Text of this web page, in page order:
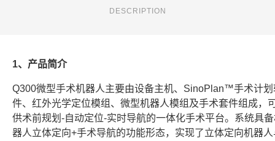
DESCRIPTION
1、产品简介
Q300微型手术机器人主要由设备主机、SinoPlan™手术计划
件、红外光学定位模组、微型机器人模组及手术套件组成，
供术前规划-自动定位-实时导航的一体化手术平台。系统具
器人立体定向+手术导航的功能形态，实现了立体定向机器人